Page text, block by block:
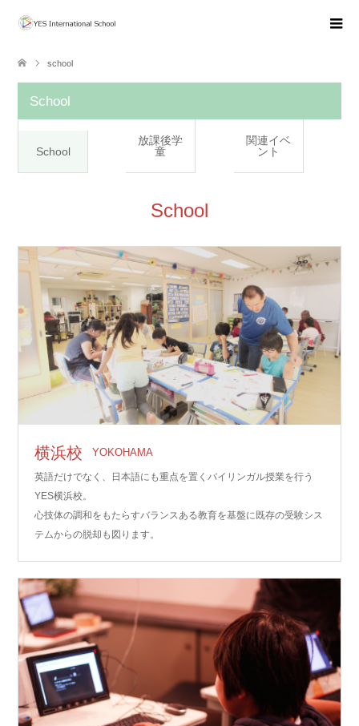
school
School
School
放課後学
童
関連イベ
ント
School
横浜校 YOKOHAMA
英語だけでなく、日本語にも重点を置くバイリンガル授業を行う
YES横浜校。
心技体の調和をもたらすバランスある教育を基盤に既存の受験シス
テムからの脱却も図ります。